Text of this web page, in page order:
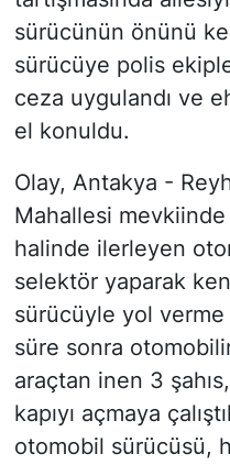
sürücünün önünü
sürücüye polis
ceza uygulandı ve
el konuldu.
Olay, Antakya -
Mahallesi mevkiinde
halinde ilerleyen
selektör yaparak
sürücüyle yol verme
süre sonra
araçtan inen 3
kapıyı açmaya
otomobil sürücüsü,